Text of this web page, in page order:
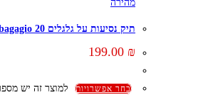
מהירה
תיק נסיעות על גלגלים 20 bagagio
199.00 ₪
בחר אפשרויות
למוצר זה יש